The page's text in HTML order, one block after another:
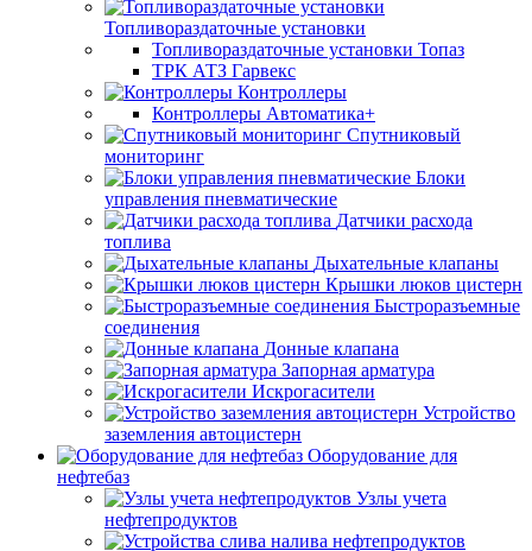
Топливораздаточные установки
Топливораздаточные установки Топаз
ТРК АТЗ Гарвекс
Контроллеры
Контроллеры Автоматика+
Спутниковый
мониторинг
Блоки
управления пневматические
Датчики расхода
топлива
Дыхательные клапаны
Крышки люков цистерн
Быстроразъемные
соединения
Донные клапана
Запорная арматура
Искрогасители
Устройство
заземления автоцистерн
Оборудование для
нефтебаз
Узлы учета
нефтепродуктов